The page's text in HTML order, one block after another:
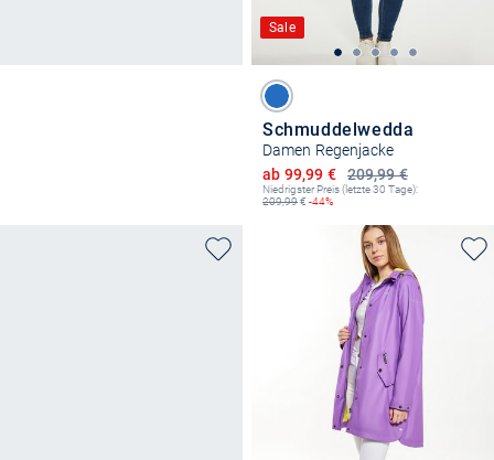
Sale
Schmuddelwedda
Damen Regenjacke
209,99 €
Ermäßigter Preis
ab 99,99 €
Niedrigster Preis (letzte 30 Tage):
209,99€ -44%